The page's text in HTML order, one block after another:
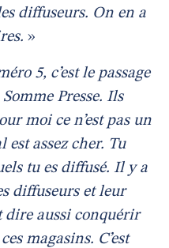
diffuseurs. On en a
»
5, c’est le passage
Presse. Ils
moi ce n’est pas un
est assez cher. Tu
tu es diffusé. Il y a
diffuseurs et leur
dire aussi conquérir
magasins. C’est